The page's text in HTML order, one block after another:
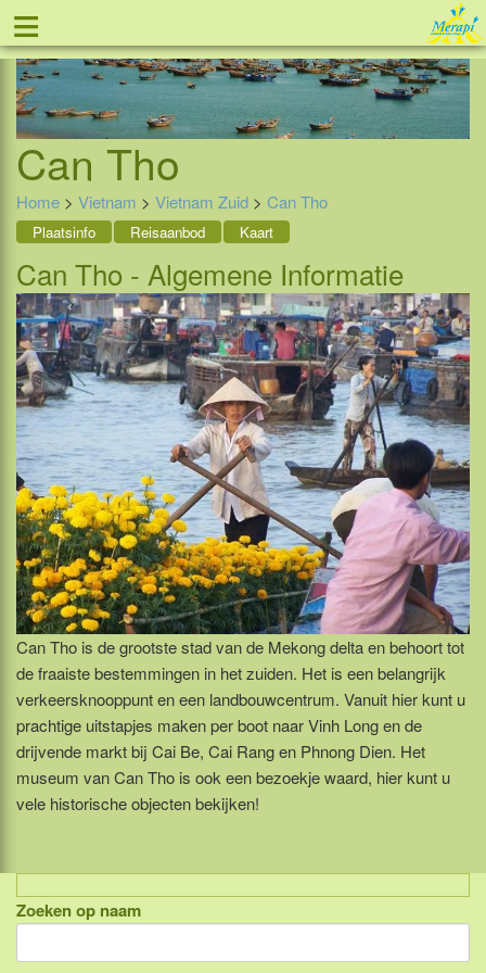
≡ Tel: 088 - 81 11 999
Can Tho
Home > Vietnam > Vietnam Zuid > Can Tho
Plaatsinfo Reisaanbod Kaart
Can Tho - Algemene Informatie
Can Tho is de grootste stad van de Mekong delta en behoort tot
de fraaiste bestemmingen in het zuiden. Het is een belangrijk
verkeersknooppunt en een landbouwcentrum. Vanuit hier kunt u
prachtige uitstapjes maken per boot naar Vinh Long en de
drijvende markt bij Cai Be, Cai Rang en Phnong Dien. Het
museum van Can Tho is ook een bezoekje waard, hier kunt u
vele historische objecten bekijken!
Indonesië, eilandcombinaties
Bali
Zoeken op naam